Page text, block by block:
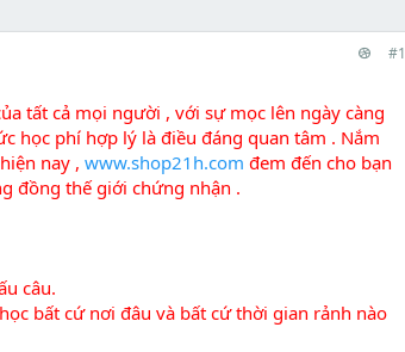
#1
tất cả mọi người , với sự mọc lên ngày càng
học phí hợp lý là điều đáng quan tâm . Nắm
nay , www.shop21h.com đem đến cho bạn
đồng thế giới chứng nhận .
câu.
bất cứ nơi đâu và bất cứ thời gian rảnh nào